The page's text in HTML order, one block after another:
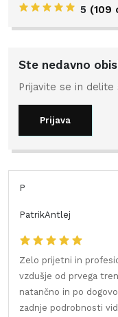
5 (109
Ste nedavno
Prijavite se in delite
Prijava
P
PatrikAntlej
Zelo prijetni in
vzdušje od prvega
natančno in po
zadnje podrobnosti